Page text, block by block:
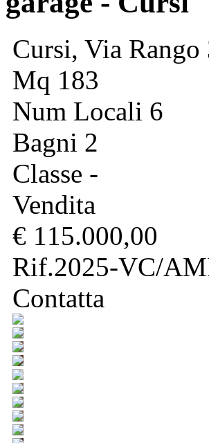
Cursi, Via Rango
Mq 183
Num Locali 6
Bagni 2
Classe -
Vendita
€ 115.000,00
Rif.2025-VC/
Contatta